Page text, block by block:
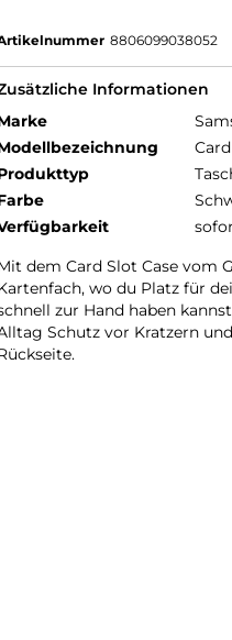
8806099038052
Informationen
dem Card Slot Case vom
wo du Platz für
zur Hand haben
Schutz vor Kratzern